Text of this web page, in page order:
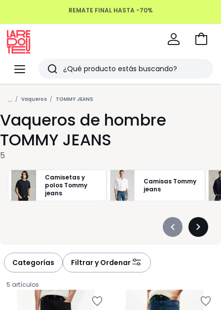
REMATE FINAL HASTA -70%
Devoluciones hasta 100 días
Menu
Redoute
Buscar
Últimos
artículos
vistos
Ir
... Vaqueros TOMMY JEANS
Vaqueros de hombre
TOMMY JEANS
5
Camisetas y
polos Tommy
jeans
Camisas Tommy
jeans
Précédent
Categorías Filtrar y Ordenar
5 artículos